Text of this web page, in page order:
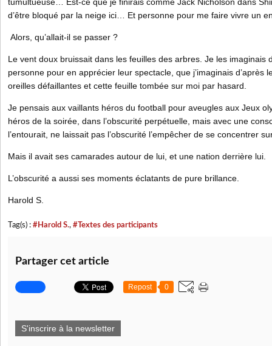
d’être bloqué par la neige ici… Et personne pour me faire vivre un
Alors, qu’allait-il se passer ?
Le vent doux bruissait dans les feuilles des arbres. Je les imaginais
personne pour en apprécier leur spectacle, que j’imaginais d’après
oreilles défaillantes et cette feuille tombée sur moi par hasard.
Je pensais aux vaillants héros du football pour aveugles aux Jeux
héros de la soirée, dans l’obscurité perpétuelle, mais avec une
l’entourait, ne laissait pas l’obscurité l’empêcher de se concentrer
Mais il avait ses camarades autour de lui, et une nation derrière lui.
L’obscurité a aussi ses moments éclatants de pure brillance.
Harold S.
Tag(s) : #Harold S., #Textes des participants
Partager cet article
Repost 0
S'inscrire à la newsletter